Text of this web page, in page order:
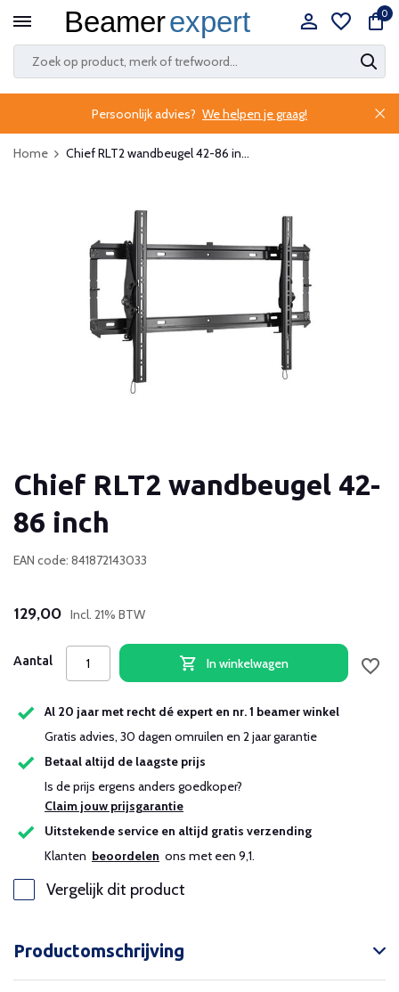
0
Persoonlijk advies? We helpen je graag!
Home Chief RLT2 wandbeugel 42-86 in...
Chief RLT2 wandbeugel 42-
86 inch
EAN code: 841872143033
129,00 Incl. 21% BTW
Aantal In winkelwagen
Al 20 jaar met recht dé expert en nr. 1 beamer winkel
Gratis advies, 30 dagen omruilen en 2 jaar garantie
Betaal altijd de laagste prijs
Is de prijs ergens anders goedkoper?
Claim jouw prijsgarantie
Uitstekende service en altijd gratis verzending
Klanten beoordelen ons met een 9,1.
Vergelijk dit product
Productomschrijving